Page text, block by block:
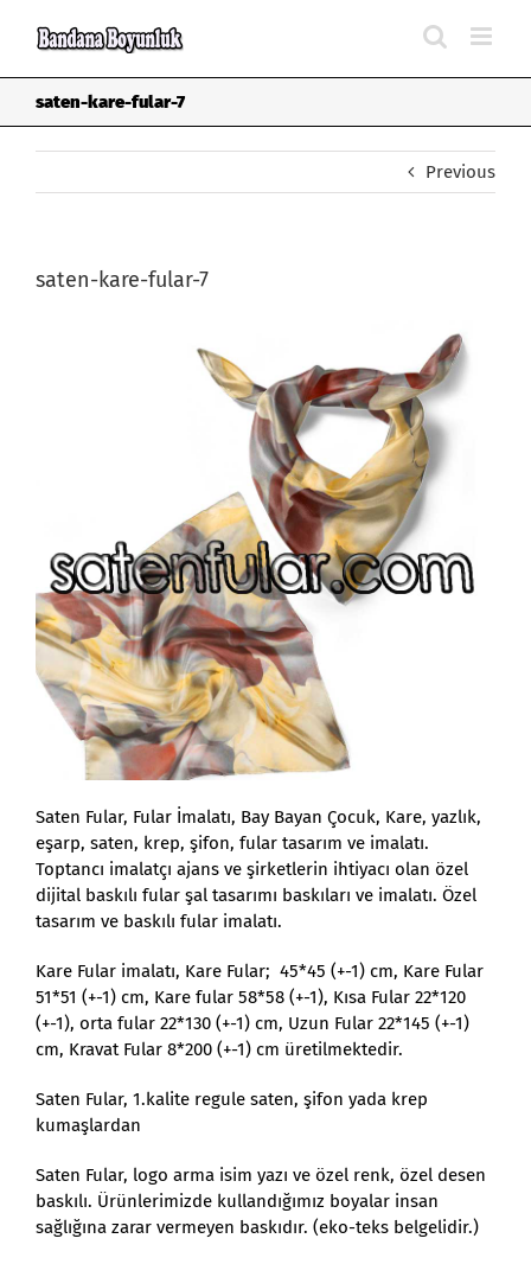
saten-kare-fular-7
Previous
saten-kare-fular-7
Saten Fular, Fular İmalatı, Bay Bayan Çocuk, Kare, yazlık,
eşarp, saten, krep, şifon, fular tasarım ve imalatı.
Toptancı imalatçı ajans ve şirketlerin ihtiyacı olan özel
dijital baskılı fular şal tasarımı baskıları ve imalatı. Özel
tasarım ve baskılı fular imalatı.
Kare Fular imalatı, Kare Fular; 45*45 (+-1) cm, Kare Fular
51*51 (+-1) cm, Kare fular 58*58 (+-1), Kısa Fular 22*120
(+-1), orta fular 22*130 (+-1) cm, Uzun Fular 22*145 (+-1)
cm, Kravat Fular 8*200 (+-1) cm üretilmektedir.
Saten Fular, 1.kalite regule saten, şifon yada krep
kumaşlardan
Saten Fular, logo arma isim yazı ve özel renk, özel desen
baskılı. Ürünlerimizde kullandığımız boyalar insan
sağlığına zarar vermeyen baskıdır. (eko-teks belgelidir.)